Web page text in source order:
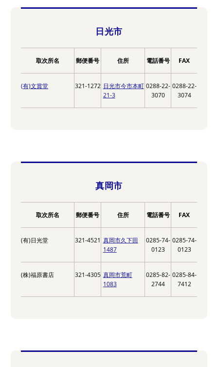
日光市
取次所名 郵便番号 住所 電話番号 FAX
(有)文賞堂 321-1272 日光市今市本町
21-3
0288-22-
3070
0288-22-
3074
真岡市
取次所名 郵便番号 住所 電話番号 FAX
(有)日光堂 321-4521 真岡市久下田
1487
0285-74-
0123
0285-74-
0123
(株)福原書店 321-4305 真岡市荒町
1083
0285-82-
2744
0285-84-
7412